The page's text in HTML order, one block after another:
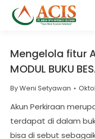
Mengelola fitur
MODUL BUKU
ByWeni Setyawan
Akun Perkiraan
terdapat di dalam
bisa di sebut